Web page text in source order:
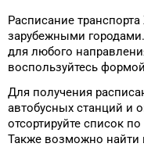
Расписание транспорта
зарубежными городами.
для любого
воспользуйтесь формой
Для получения
автобусных станций и
отсортируйте список по
Также возможно найти